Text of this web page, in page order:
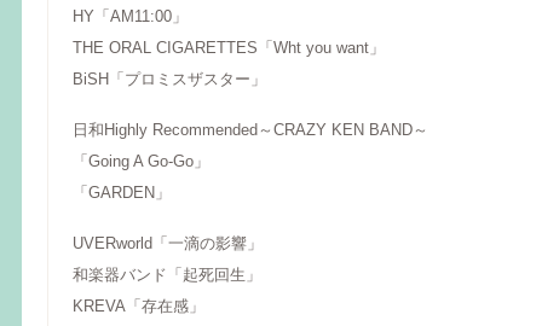
HY「AM11:00」
THE ORAL CIGARETTES「Wht you want」
BiSH「プロミスザスター」
日和Highly Recommended～CRAZY KEN BAND～
「Going A Go-Go」
「GARDEN」
UVERworld「一滴の影響」
和楽器バンド「起死回生」
KREVA「存在感」